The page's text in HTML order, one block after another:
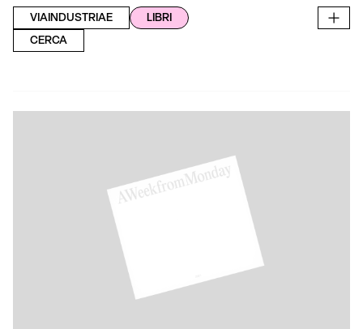
VIAINDUSTRIAE
LIBRI
CERCA